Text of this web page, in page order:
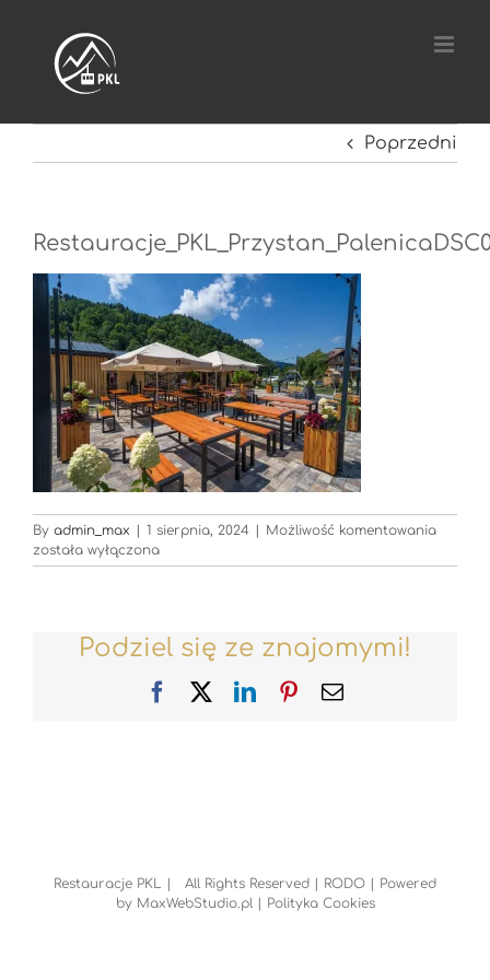
zawartości
Poprzedni
By admin_max | 1 sierpnia, 2024 | Możliwość komentowania
została wyłączona
Podziel się ze znajomymi!
FacebookLinkedInPinterest
Email
Restauracje PKL | All Rights Reserved | RODO | Powered
by MaxWebStudio.pl| Polityka Cookies